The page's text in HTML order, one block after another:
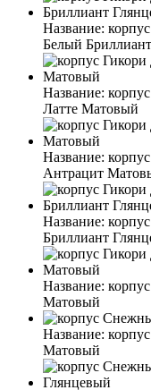
Название:
Белый
Название:
Латте Матовый
Название:
Антрацит
Название:
Бриллиант
Название:
Матовый
Название:
Матовый